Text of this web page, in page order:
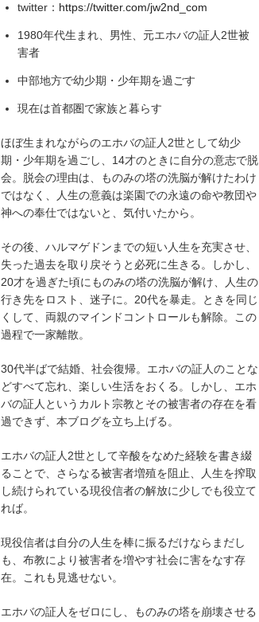
twitter： https://twitter.com/jw2nd_com
1980年代生まれ、男性、元エホバの証人2世被
害者
中部地方で幼少期・少年期を過ごす
現在は首都圏で家族と暮らす
ほぼ生まれながらのエホバの証人2世として幼少
期・少年期を過ごし、14才のときに自分の意志で脱
会。脱会の理由は、ものみの塔の洗脳が解けたわけ
ではなく、人生の意義は楽園での永遠の命や教団や
神への奉仕ではないと、気付いたから。
その後、ハルマゲドンまでの短い人生を充実させ、
失った過去を取り戻そうと必死に生きる。しかし、
20才を過ぎた頃にものみの塔の洗脳が解け、人生の
行き先をロスト、迷子に。20代を暴走。ときを同じ
くして、両親のマインドコントロールも解除。この
過程で一家離散。
30代半ばで結婚、社会復帰。エホバの証人のことな
どすべて忘れ、楽しい生活をおくる。しかし、エホ
バの証人というカルト宗教とその被害者の存在を看
過できず、本ブログを立ち上げる。
エホバの証人2世として辛酸をなめた経験を書き綴
ることで、さらなる被害者増殖を阻止、人生を搾取
し続けられている現役信者の解放に少しでも役立て
れば。
現役信者は自分の人生を棒に振るだけならまだし
も、布教により被害者を増やす社会に害をなす存
在。これも見逃せない。
エホバの証人をゼロにし、ものみの塔を崩壊させる